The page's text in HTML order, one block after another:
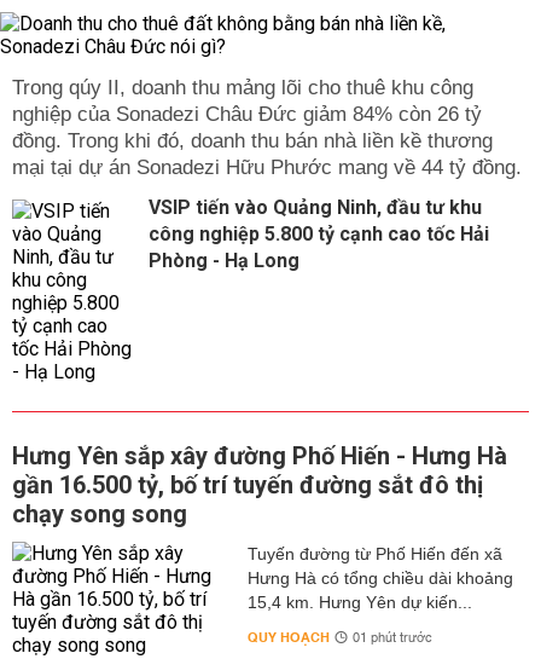
Trong qúy II, doanh thu mảng lõi cho thuê khu công
nghiệp của Sonadezi Châu Đức giảm 84% còn 26 tỷ
đồng. Trong khi đó, doanh thu bán nhà liền kề thương
mại tại dự án Sonadezi Hữu Phước mang về 44 tỷ đồng.
VSIP tiến vào Quảng Ninh, đầu tư khu
công nghiệp 5.800 tỷ cạnh cao tốc Hải
Phòng - Hạ Long
Hưng Yên sắp xây đường Phố Hiến - Hưng Hà
gần 16.500 tỷ, bố trí tuyến đường sắt đô thị
chạy song song
Tuyến đường từ Phố Hiến đến xã
Hưng Hà có tổng chiều dài khoảng
15,4 km. Hưng Yên dự kiến...
QUY HOẠCH 01 phút trước